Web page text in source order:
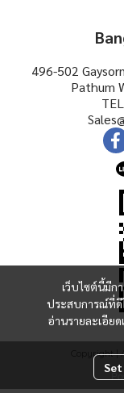
เว็บไซต์นี้มีก
ประสบการณ์ที่ดี
อ่านรายละเอีย
496-502
Pathum
Copyright |